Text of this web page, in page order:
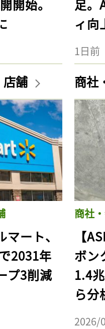
開始。
足。
ィ向
1日前
舗
マート、
2031年
プ3削減
商社
商社
【
ボン
1.4
ら分
2026/